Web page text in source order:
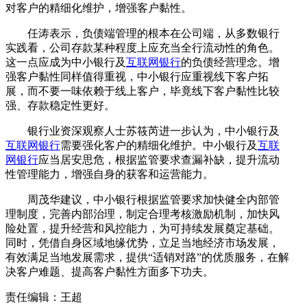
对客户的精细化维护，增强客户黏性。
任涛表示，负债端管理的根本在公司端，从多数银行
实践看，公司存款某种程度上应充当全行流动性的角色。
这一点应成为中小银行及互联网银行的负债经营理念。增
强客户黏性同样值得重视，中小银行应重视线下客户拓
展，而不要一味依赖于线上客户，毕竟线下客户黏性比较
强、存款稳定性更好。
银行业资深观察人士苏筱芮进一步认为，中小银行及
互联网银行需要强化客户的精细化维护。中小银行及互联
网银行应当居安思危，根据监管要求查漏补缺，提升流动
性管理能力，增强自身的获客和运营能力。
周茂华建议，中小银行根据监管要求加快健全内部管
理制度，完善内部治理，制定合理考核激励机制，加快风
险处置，提升经营和风控能力，为可持续发展奠定基础。
同时，凭借自身区域地缘优势，立足当地经济市场发展，
有效满足当地发展需求，提供“适销对路”的优质服务，在解
决客户难题、提高客户黏性方面多下功夫。
责任编辑：王超